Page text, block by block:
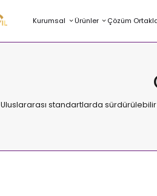
Kurumsal Ürünler Çözüm
Uluslararası standartlarda